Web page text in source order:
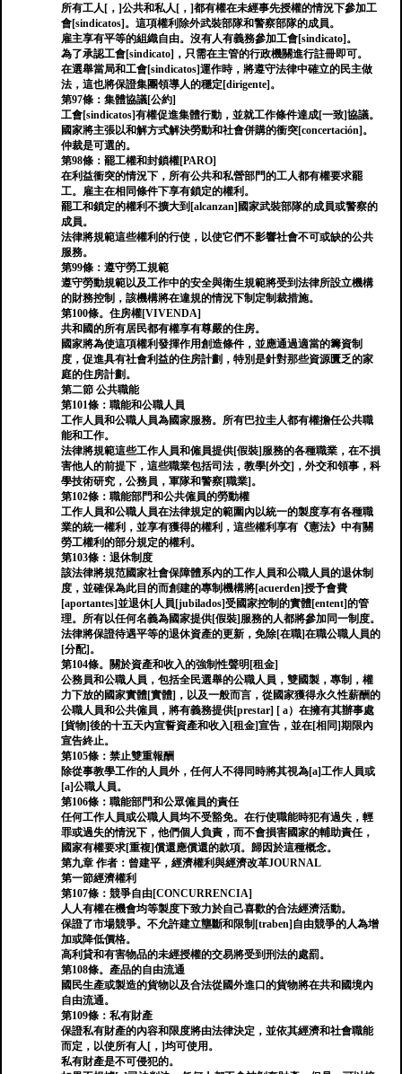
所有工人[，]公共和私人[，]都有權在未經事先授權的情況下參加工
會[sindicatos]。這項權利除外武裝部隊和警察部隊的成員。
雇主享有平等的組織自由。沒有人有義務參加工會[sindicato]。
為了承認工會[sindicato]，只需在主管的行政機關進行註冊即可。
在選舉當局和工會[sindicatos]運作時，將遵守法律中確立的民主做
法，這也將保證集團領導人的穩定[dirigente]。
第97條：集體協議[公約]
工會[sindicatos]有權促進集體行動，並就工作條件達成[一致]協議。
國家將主張以和解方式解決勞動和社會併購的衝突[concertación]。
仲裁是可選的。
第98條：罷工權和封鎖權[PARO]
在利益衝突的情況下，所有公共和私營部門的工人都有權要求罷
工。雇主在相同條件下享有鎖定的權利。
罷工和鎖定的權利不擴大到[alcanzan]國家武裝部隊的成員或警察的
成員。
法律將規範這些權利的行使，以使它們不影響社會不可或缺的公共
服務。
第99條：遵守勞工規範
遵守勞動規範以及工作中的安全與衛生規範將受到法律所設立機構
的財務控制，該機構將在違規的情況下制定制裁措施。
第100條。住房權[VIVENDA]
共和國的所有居民都有權享有尊嚴的住房。
國家將為使這項權利發揮作用創造條件，並應通過適當的籌資制
度，促進具有社會利益的住房計劃，特別是針對那些資源匱乏的家
庭的住房計劃。
第二節 公共職能
第101條：職能和公職人員
工作人員和公職人員為國家服務。所有巴拉圭人都有權擔任公共職
能和工作。
法律將規範這些工作人員和僱員提供[假裝]服務的各種職業，在不損
害他人的前提下，這些職業包括司法，教學[外交]，外交和領事，科
學技術研究，公務員，軍隊和警察[職業]。
第102條：職能部門和公共僱員的勞動權
工作人員和公職人員在法律規定的範圍內以統一的製度享有各種職
業的統一權利，並享有獲得的權利，這些權利享有《憲法》中有關
勞工權利的部分規定的權利。
第103條：退休制度
該法律將規范國家社會保障體系內的工作人員和公職人員的退休制
度，並確保為此目的而創建的專制機構將[acuerden]授予會費
[aportantes]並退休[人員[jubilados]受國家控制的實體[entent]的管
理。所有以任何名義為國家提供[假裝]服務的人都將參加同一制度。
法律將保證待遇平等的退休資產的更新，免除[在職]在職公職人員的
[分配]。
第104條。關於資產和收入的強制性聲明[租金]
公務員和公職人員，包括全民選舉的公職人員，雙國製，專制，權
力下放的國家實體[實體]，以及一般而言，從國家獲得永久性薪酬的
公職人員和公共僱員，將有義務提供[prestar] [ a）在擁有其辦事處
[貨物]後的十五天內宣誓資產和收入[租金]宣告，並在[相同]期限內
宣告終止。
第105條：禁止雙重報酬
除從事教學工作的人員外，任何人不得同時將其視為[a]工作人員或
[a]公職人員。
第106條：職能部門和公眾僱員的責任
任何工作人員或公職人員均不受豁免。在行使職能時犯有過失，輕
罪或過失的情況下，他們個人負責，而不會損害國家的輔助責任，
國家有權要求[重複]償還應償還的款項。歸因於這種概念。
第九章 作者：曾建平，經濟權利與經濟改革JOURNAL
第一節經濟權利
第107條：競爭自由[CONCURRENCIA]
人人有權在機會均​​等製度下致力於自己喜歡的合法經濟活動。
保證了市場競爭。不允許建立壟斷和限制[traben]自由競爭的人為增
加或降低價格。
高利貸和有害物品的未經授權的交易將受到刑法的處罰。
第108條。產品的自由流通
國民生產或製造的貨物以及合法從國外進口的貨物將在共和國境內
自由流通。
第109條：私有財產
保證私有財產的內容和限度將由法律決定，並依其經濟和社會職能
而定，以使所有人[，]均可使用。
私有財產是不可侵犯的。